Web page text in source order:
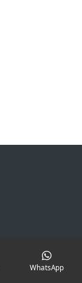
WhatsApp